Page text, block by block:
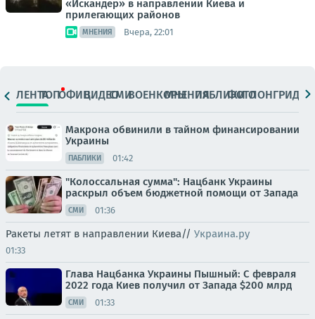
«Искандер» в направлении Киева и
прилегающих районов
МНЕНИЯ Вчера, 22:01
ЛЕНТАТОПОФИЦ.ВИДЕОСМИВОЕНКОРЫМНЕНИЯПАБЛИКИ
ФОТОЛОНГРИДЫ
Макрона обвинили в тайном финансировании
Украины
ПАБЛИКИ 01:42
"Колоссальная сумма": Нацбанк Украины
раскрыл объем бюджетной помощи от Запада
СМИ 01:36
Ракеты летят в направлении Киева// Украина.ру
01:33
Глава Нацбанка Украины Пышный: С февраля
2022 года Киев получил от Запада $200 млрд
СМИ 01:33